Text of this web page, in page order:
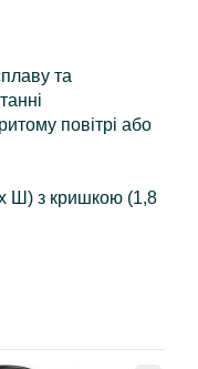
та
повітрі або
Ш) з кришкою (1,8